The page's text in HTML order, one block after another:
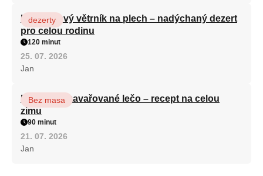
Karamelový větrník na plech – nadýchaný dezert
pro celou rodinu
dezerty
120 minut
25. 07. 2026
Jan
Babiččino zavařované lečo – recept na celou
zimu
Bez masa
90 minut
21. 07. 2026
Jan